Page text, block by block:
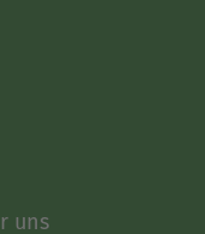
uns